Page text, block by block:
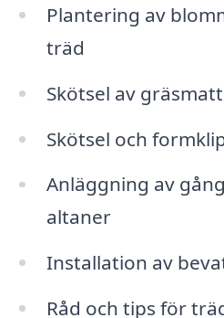
Plantering av
träd
Skötsel av
Skötsel och
Anläggning av
altaner
Installation av
Råd och tips för